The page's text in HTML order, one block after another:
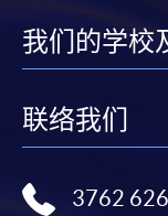
我们的学校
联络我们
3762